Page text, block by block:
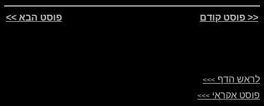
<< פוסט קודם פוסט הבא >>
לראש הדף >>>
פוסט אקראי >>>